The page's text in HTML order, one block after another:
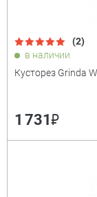
(2)
в наличии
Кусторез Grinda
1 731₽